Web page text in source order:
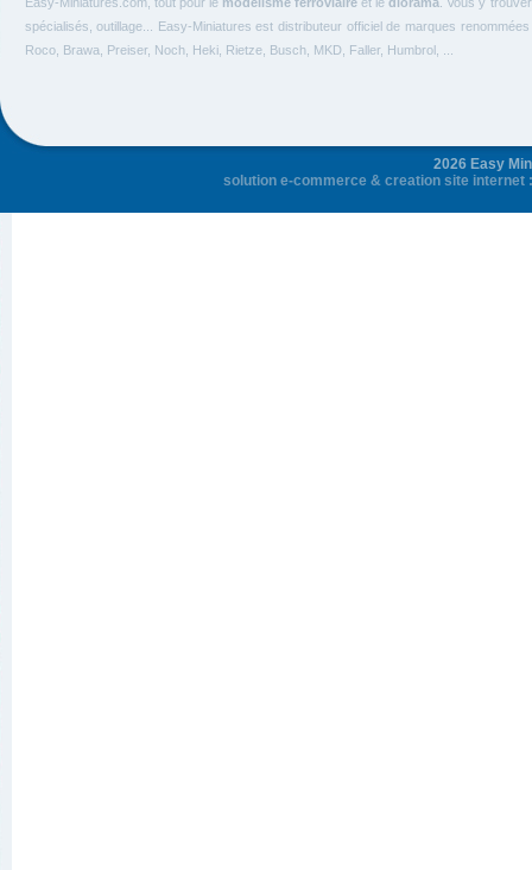
spécialisés, outillage... Easy-Miniatures est distributeur officiel de marques
Roco, Brawa, Preiser, Noch, Heki, Rietze, Busch, MKD, Faller, Humbrol, ...
2026 Easy
solution e-commerce & creation site internet